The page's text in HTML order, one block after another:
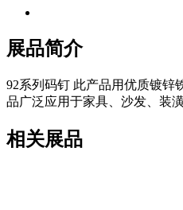
展品简介
92系列码钉 此产品用优质镀锌
品广泛应用于家具、沙发、装潢
相关展品